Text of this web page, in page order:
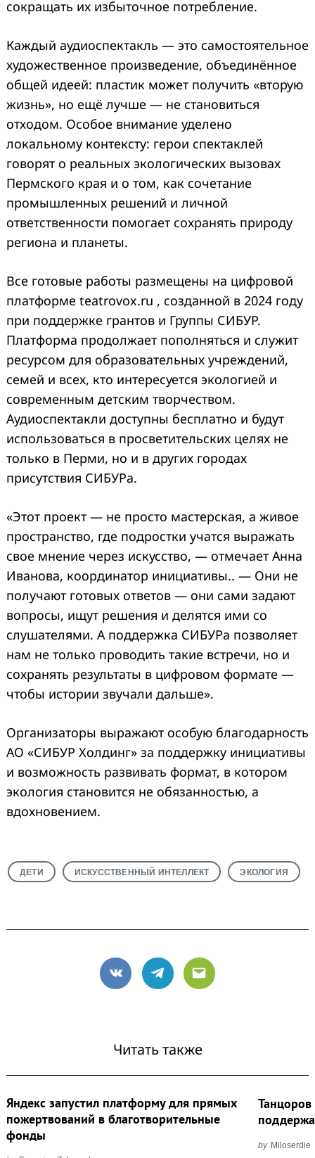
сокращать их избыточное потребление.
Каждый аудиоспектакль — это самостоятельное
художественное произведение, объединённое
общей идеей: пластик может получить «вторую
жизнь», но ещё лучше — не становиться
отходом. Особое внимание уделено
локальному контексту: герои спектаклей
говорят о реальных экологических вызовах
Пермского края и о том, как сочетание
промышленных решений и личной
ответственности помогает сохранять природу
региона и планеты.
Все готовые работы размещены на цифровой
платформе teatrovox.ru , созданной в 2024 году
при поддержке грантов и Группы СИБУР.
Платформа продолжает пополняться и служит
ресурсом для образовательных учреждений,
семей и всех, кто интересуется экологией и
современным детским творчеством.
Аудиоспектакли доступны бесплатно и будут
использоваться в просветительских целях не
только в Перми, но и в других городах
присутствия СИБУРа.
«Этот проект — не просто мастерская, а живое
пространство, где подростки учатся выражать
свое мнение через искусство, — отмечает Анна
Иванова, координатор инициативы.. — Они не
получают готовых ответов — они сами задают
вопросы, ищут решения и делятся ими со
слушателями. А поддержка СИБУРа позволяет
нам не только проводить такие встречи, но и
сохранять результаты в цифровом формате —
чтобы истории звучали дальше».
Организаторы выражают особую благодарность
АО «СИБУР Холдинг» за поддержку инициативы
и возможность развивать формат, в котором
экология становится не обязанностью, а
вдохновением.
ДЕТИ ИСКУССТВЕННЫЙ ИНТЕЛЛЕКТ ЭКОЛОГИЯ
VK Telegram
Email
Читать также
Яндекс запустил платформу для прямых
пожертвований в благотворительные
фонды
by Miloserdie